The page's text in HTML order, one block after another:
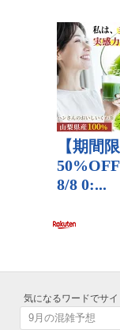
気になるワードでサ